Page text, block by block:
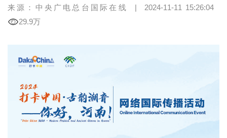
来源：中央广电总台国际在线 | 2024-11-11 15:26:04
29.9万